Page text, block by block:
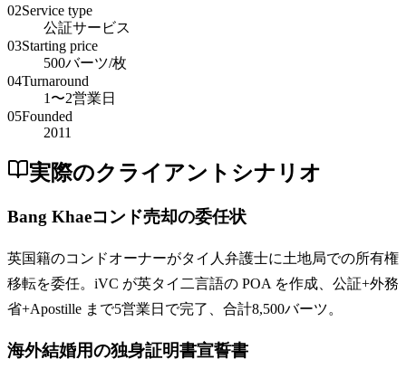
02Service type
公証サービス
03Starting price
500バーツ/枚
04Turnaround
1〜2営業日
05Founded
2011
実際のクライアントシナリオ
Bang Khaeコンド売却の委任状
英国籍のコンドオーナーがタイ人弁護士に土地局での所有権
移転を委任。iVC が英タイ二言語の POA を作成、公証+外務
省+Apostille まで5営業日で完了、合計8,500バーツ。
海外結婚用の独身証明書宣誓書